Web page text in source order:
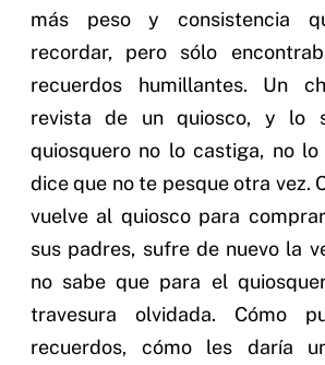
más peso y consistencia
recordar, pero sólo
recuerdos humillantes. Un
revista de un quiosco, y lo
quiosquero no lo castiga, no lo
dice que no te pesque otra vez.
vuelve al quiosco para
sus padres, sufre de nuevo la
no sabe que para el
travesura olvidada. Cómo
recuerdos, cómo les daría